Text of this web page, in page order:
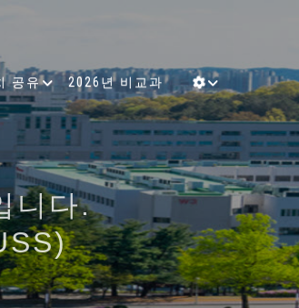
공유 2026년 비교과
니다.
우르는 융합인재의
로
창도
을 활용하고
인재양성
학이 컨소시엄을 구